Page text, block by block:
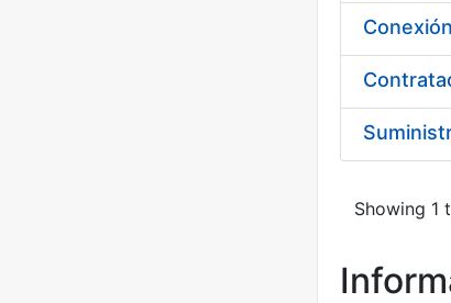
Showing 1